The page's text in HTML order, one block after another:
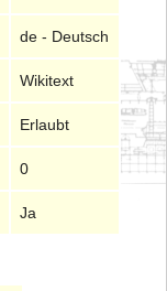
de - Deutsch
Wikitext
Erlaubt
0
Ja